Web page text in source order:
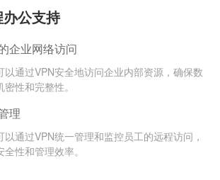
公支持
企业网络访问
以通过VPN安全地访问企业内部资源，确保数
密性和完整性。
理
以通过VPN统一管理和监控员工的远程访问，
全性和管理效率。